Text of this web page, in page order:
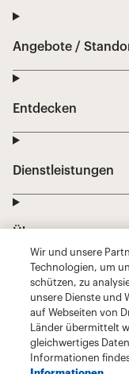
Wir und unsere
Technologien, um
schützen, zu
unsere Dienste und
auf Webseiten von
Länder übermittelt
gleichwertiges
Informationen